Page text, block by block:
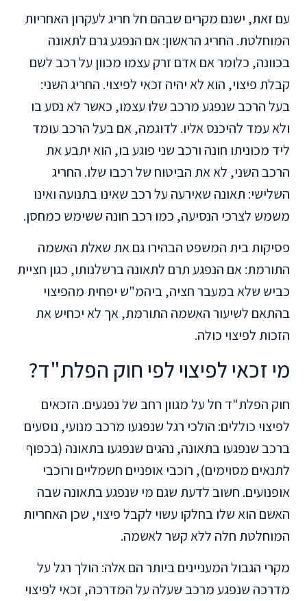
עם זאת, ישנם מקרים שבהם חל חריג לעקרון האחריות
המוחלטת. החריג הראשון: אם הנפגע גרם לתאונה
בכוונה, כלומר אם אדם זרק עצמו מכוון על רכב לשם
קבלת פיצוי, הוא לא יהיה זכאי לפיצוי. החריג השני:
בעל הרכב שנפגע מרכב שלו עצמו, כאשר לא נסע בו
ולא עמד להיכנס אליו. לדוגמה, אם בעל הרכב עומד
ליד מכוניתו חונה ורכב שני פוגע בו, הוא יתבע את
הרכב השני, לא את הביטוח של רכבו שלו. החריג
השלישי: תאונה שאירעה על רכב שאינו בתנועה ואינו
משמש לצרכי הנסיעה, כמו רכב חונה ששימש כמחסן.
פסיקות בית המשפט הבהירו גם את שאלת האשמה
התורמת: אם הנפגע תרם לתאונה ברשלנותו, כגון חציית
כביש שלא במעבר חציה, ביהמ"ש יפחית מהפיצוי
בהתאם לשיעור האשמה התורמת, אך לא יכחיש את
הזכות לפיצוי כולה.
מי זכאי לפיצוי לפי חוק הפלת"ד?
חוק הפלת"ד חל על מגוון רחב של נפגעים. הזכאים
לפיצוי כוללים: הולכי רגל שנפגעו מרכב מנועי, נוסעים
ברכב שנפגעו בתאונה, נהגים שנפגעו בתאונה (בכפוף
לתנאים מסוימים), רוכבי אופניים חשמליים ורוכבי
אופנועים. חשוב לדעת שגם מי שנפגע בתאונה שבה
האשם הוא שלו בחלקו עשוי לקבל פיצוי, שכן האחריות
המוחלטת חלה ללא קשר לאשמה.
מקרי הגבול המעניינים ביותר הם אלה: הולך רגל על
מדרכה שנפגע מרכב שעלה על המדרכה, זכאי לפיצוי